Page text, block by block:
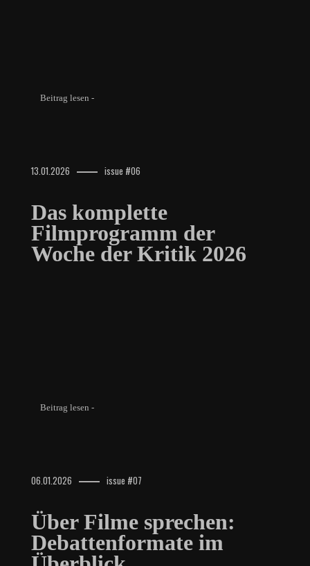
Beitrag lesen -
13.01.2026 issue #06
Das komplette
Filmprogramm der
Woche der Kritik 2026
Beitrag lesen -
06.01.2026 issue #07
Über Filme sprechen:
Debattenformate im